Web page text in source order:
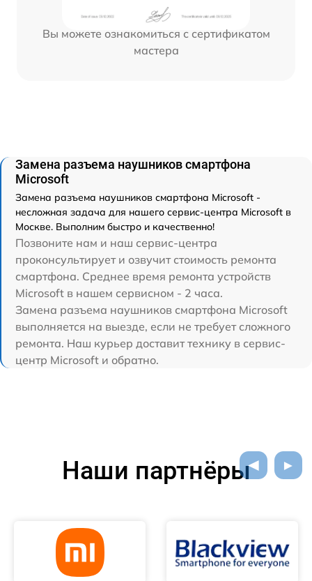
Вы можете ознакомиться с сертификатом
мастера
Замена разъема наушников смартфона
Microsoft
Замена разъема наушников смартфона Microsoft -
несложная задача для нашего сервис-центра Microsoft в
Москве. Выполним быстро и качественно!
Позвоните нам и наш сервис-центра
проконсультирует и озвучит стоимость ремонта
смартфона. Среднее время ремонта устройств
Microsoft в нашем сервисном - 2 часа.
Замена разъема наушников смартфона Microsoft
выполняется на выезде, если не требует сложного
ремонта. Наш курьер доставит технику в сервис-
центр Microsoft и обратно.
Наши партнёры